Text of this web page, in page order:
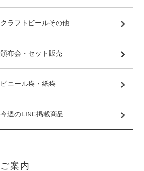
クラフトビールその他
頒布会・セット販売
ビニール袋・紙袋
今週のLINE掲載商品
ご案内